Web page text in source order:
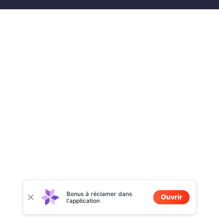
Bonus à réclamer dans
l'application
Ouvrir